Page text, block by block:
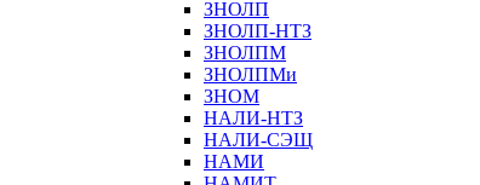
ЗНОЛП
ЗНОЛП-НТЗ
ЗНОЛПМ
ЗНОЛПМи
ЗНОМ
НАЛИ-НТЗ
НАЛИ-СЭЩ
НАМИ